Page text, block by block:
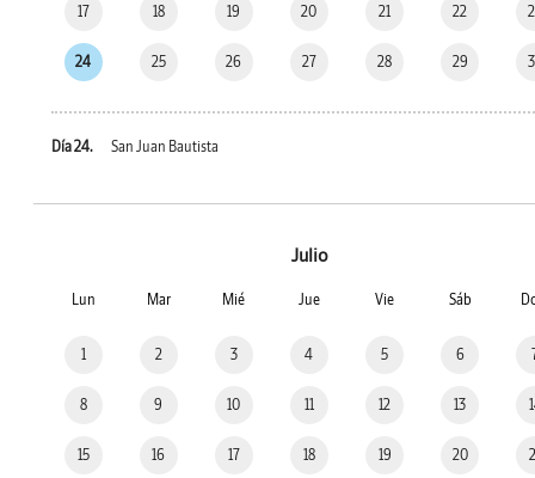
17 18 19 20 21 22
24 25 26 27 28 29
Día 24. San Juan Bautista
Julio
Lun Mar Mié Jue Vie Sáb
1 2 3 4 5 6
8 9 10 11 12 13
15 16 17 18 19 20